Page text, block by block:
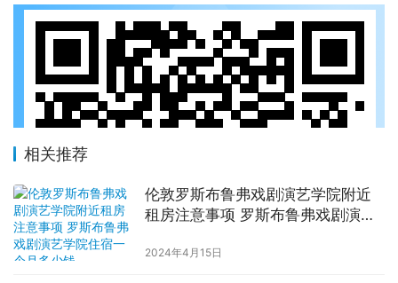
相关推荐
伦敦罗斯布鲁弗戏剧演艺学院附近
租房注意事项 罗斯布鲁弗戏剧演艺
2024年4月15日